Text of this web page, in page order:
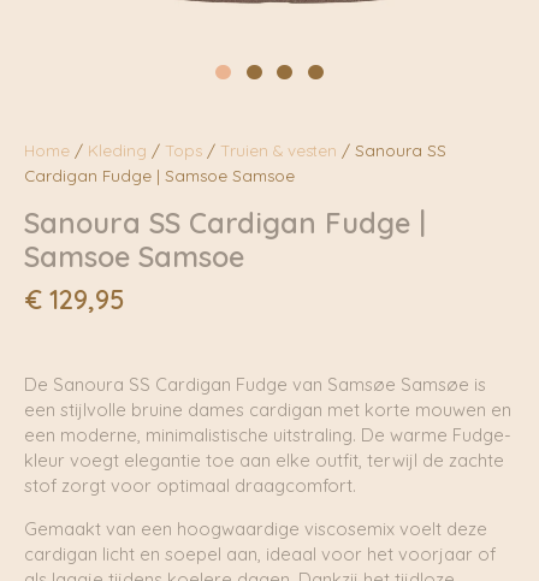
Home / Kleding / Tops / Truien & vesten / Sanoura SS
Cardigan Fudge | Samsoe Samsoe
Sanoura SS Cardigan Fudge |
Samsoe Samsoe
€ 129,95
De Sanoura SS Cardigan Fudge van Samsøe Samsøe is
een stijlvolle bruine dames cardigan met korte mouwen en
een moderne, minimalistische uitstraling. De warme Fudge-
kleur voegt elegantie toe aan elke outfit, terwijl de zachte
stof zorgt voor optimaal draagcomfort.
Gemaakt van een hoogwaardige viscosemix voelt deze
cardigan licht en soepel aan, ideaal voor het voorjaar of